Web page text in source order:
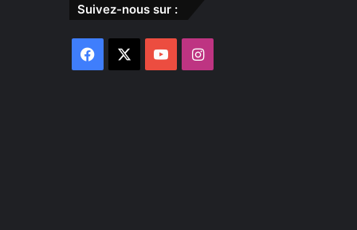
Suivez-nous sur :
Facebook YouTubeInstagram